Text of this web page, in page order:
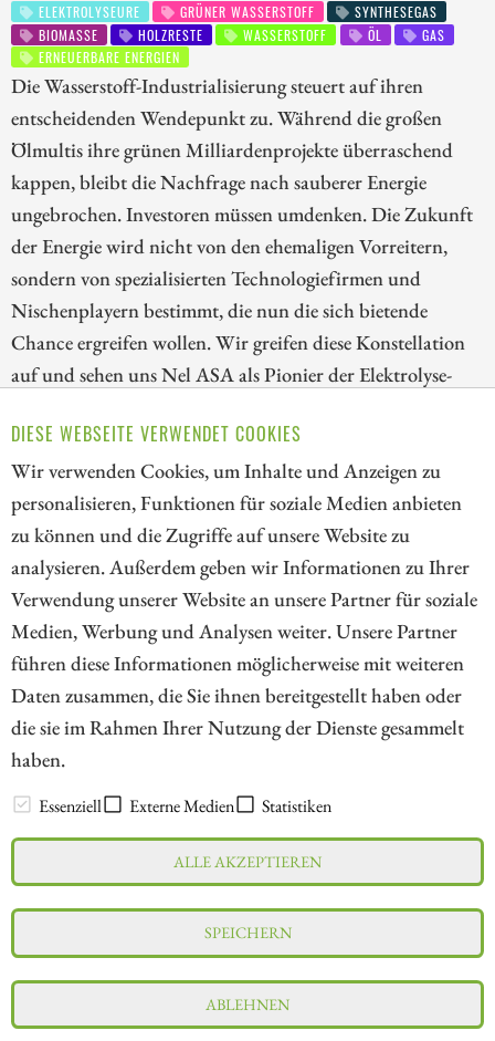
DIESE WEBSEITE VERWENDET COOKIES
Wir verwenden Cookies, um Inhalte und Anzeigen zu
personalisieren, Funktionen für soziale Medien anbieten
zu können und die Zugriffe auf unsere Website zu
analysieren. Außerdem geben wir Informationen zu Ihrer
Verwendung unserer Website an unsere Partner für soziale
Medien, Werbung und Analysen weiter. Unsere Partner
führen diese Informationen möglicherweise mit weiteren
Daten zusammen, die Sie ihnen bereitgestellt haben oder
die sie im Rahmen Ihrer Nutzung der Dienste gesammelt
haben.
Essenziell Externe Medien Statistiken
ALLE AKZEPTIEREN
SPEICHERN
ABLEHNEN
ELEKTROLYSEURE
GRÜNER WASSERSTOFF
SYNTHESEGAS
BIOMASSE
HOLZRESTE WASSERSTOFF ÖL
GAS
ERNEUERBARE ENERGIEN
Die Wasserstoff-Industrialisierung steuert auf ihren
entscheidenden Wendepunkt zu. Während die großen
Ölmultis ihre grünen Milliardenprojekte überraschend
kappen, bleibt die Nachfrage nach sauberer Energie
ungebrochen. Investoren müssen umdenken. Die Zukunft
der Energie wird nicht von den ehemaligen Vorreitern,
sondern von spezialisierten Technologiefirmen und
Nischenplayern bestimmt, die nun die sich bietende
Chance ergreifen wollen. Wir greifen diese Konstellation
auf und sehen uns Nel ASA als Pionier der Elektrolyse-
dezentrale Wasserstofflösungen und BP als den
zurückrudernden Energieriesen genauer an.
ZUM KOMMENTAR
// kapitalerhoehungen.de - © 2026 - Die Informationsplattform für
Investoren und Unternehmen rund um Kapitalerhöhung, Kapitalmarkt
und Unternehmensfinanzierung
LEXIKON
Impressum
Datenschutz
Interessenskonflikt & Risikohinweis
Nutzungsbedingungen
Cookie-Einstellungen